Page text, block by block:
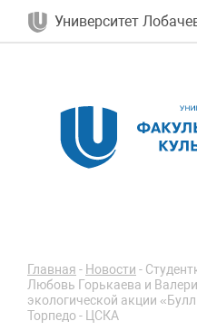
Университет
Главная - Новости -
Любовь Горькаева и
экологической акции
Торпедо - ЦСКА